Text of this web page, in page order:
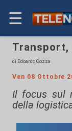
☰
Transport,
di Edoardo Cozza
Ven 08 Ottobre
Il focus sul
della